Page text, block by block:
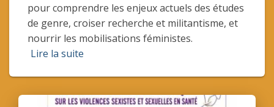
pour comprendre les enjeux actuels des études
de genre, croiser recherche et militantisme, et
nourrir les mobilisations féministes.
Lire la suite